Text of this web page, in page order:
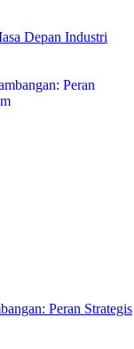
Depan Industri
Peran Strategis